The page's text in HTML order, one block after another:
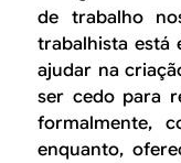
de trabalho
trabalhista está
ajudar na
ser cedo para
formalmente,
enquanto,